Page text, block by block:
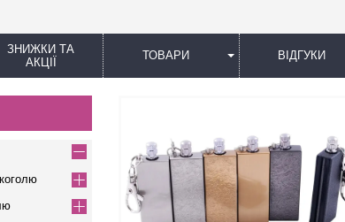
ЗНИЖКИ ТА
АКЦІЇ
ТОВАРИ ВІДГУКИ